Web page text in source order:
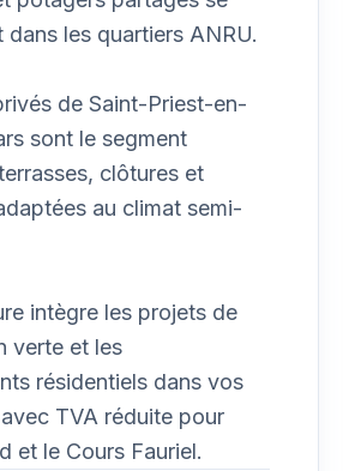
les quartiers ANRU.
de Saint-Priest-en-
sont le segment
clôtures et
au climat semi-
intègre les projets de
verte et les
résidentiels dans vos
TVA réduite pour
et le Cours Fauriel.